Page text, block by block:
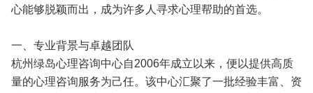
心能够脱颖而出，成为许多人寻求心理帮助的首选。
一、专业背景与卓越团队
杭州绿岛心理咨询中心自2006年成立以来，便以提供高质
量的心理咨询服务为己任。该中心汇聚了一批经验丰富、资